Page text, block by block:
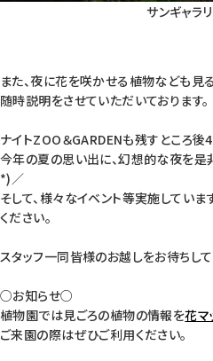
サンギャラ
また、夜に花を咲かせる植物なども見
随時説明をさせていただいております。
ナイトZOO＆GARDENも残すところ後4
今年の夏の思い出に、幻想的な夜を是
*)／
そして、様々なイベント等実施してい
ください。
スタッフ一同皆様のお越しをお待ちして
○お知らせ○
植物園では見ごろの植物の情報を花マ
ご来園の際はぜひご利用ください。